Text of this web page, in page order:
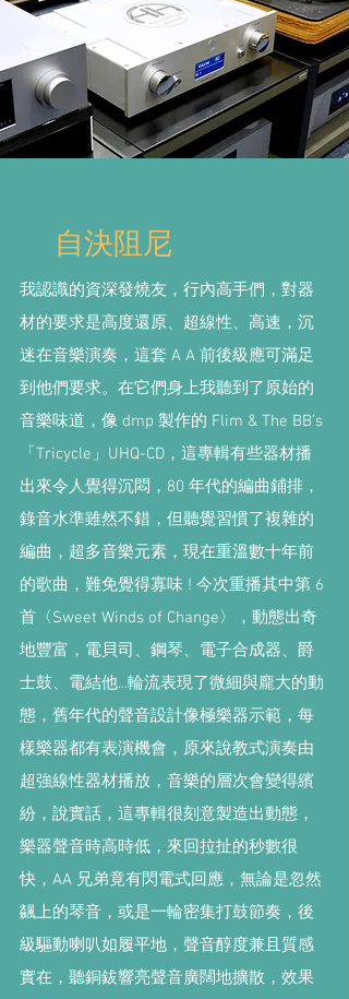
自決阻尼
我認識的資深發燒友，行內高手們，對器
材的要求是高度還原、超線性、高速，沉
迷在音樂演奏，這套 A A 前後級應可滿足
到他們要求。在它們身上我聽到了原始的
音樂味道，像 dmp 製作的 Flim & The BB’s
「Tricycle」UHQ-CD，這專輯有些器材播
出來令人覺得沉悶，80 年代的編曲鋪排，
錄音水準雖然不錯，但聽覺習慣了複雜的
編曲，超多音樂元素，現在重溫數十年前
的歌曲，難免覺得寡味 ! 今次重播其中第 6
首〈Sweet Winds of Change〉，動態出奇
地豐富，電貝司、鋼琴、電子合成器、爵
士鼓、電結他...輪流表現了微細與龐大的動
態，舊年代的聲音設計像極樂器示範，每
樣樂器都有表演機會，原來說教式演奏由
超強線性器材播放，音樂的層次會變得繽
紛，說實話，這專輯很刻意製造出動態，
樂器聲音時高時低，來回拉扯的秒數很
快，AA 兄弟竟有閃電式回應，無論是忽然
飊上的琴音，或是一輪密集打鼓節奏，後
級驅動喇叭如履平地，聲音醇度兼且質感
實在，聽銅鈸響亮聲音廣闊地擴散，效果